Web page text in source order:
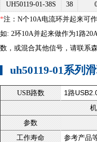
UH50119-01-38S
38
*注：N个10A电流环并起来可
如: 2环10A并起来做作为1路
数，或混合其他信号，请联系
uh50119-01系列
USB路数 1路
参数
工作寿命
参考产品